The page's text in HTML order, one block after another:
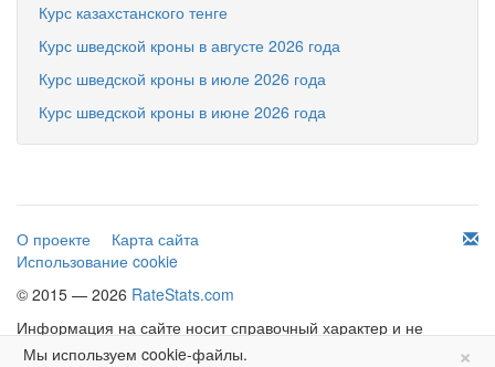
Курс казахстанского тенге
Курс шведской кроны в августе 2026 года
Курс шведской кроны в июле 2026 года
Курс шведской кроны в июне 2026 года
О проекте
Карта сайта
Использование cookie
© 2015 — 2026 RateStats.com
Информация на сайте носит справочный характер и не
является офертой.
×
Мы используем cookie-файлы.